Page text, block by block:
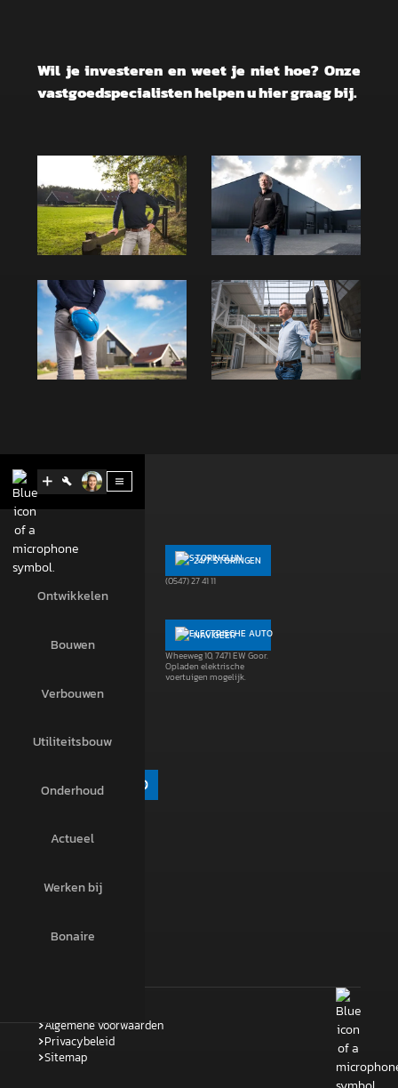
Wil je investeren en weet je niet hoe? Onze
vastgoedspecialisten helpen u hier graag bij.
Ontwikkelen
Bouwen
Verbouwen
Utiliteitsbouw
Onderhoud
Actueel
Werken bij
Bonaire
24/7 STORINGEN
(0547) 27 41 11
NAVIGEER
Wheeweg 10, 7471 EW Goor.
Opladen elektrische
voertuigen mogelijk.
info@haafkesgoor.nl
Algemene voorwaarden
Privacybeleid
Sitemap